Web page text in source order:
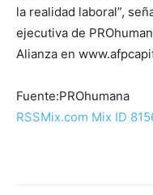
la realidad laboral”,
ejecutiva de
Alianza en
Fuente:PROhumana
RSSMix.com Mix ID